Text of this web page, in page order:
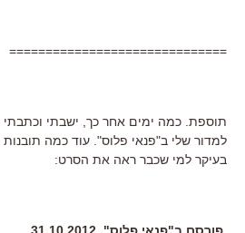
==============================
תוספת. כמה ימים אחר כך, ישבתי
למדור שלי ב"פנאי פלוס". עוד כמה תובנות
בעיקר למי שכבר ראה את הסרט: